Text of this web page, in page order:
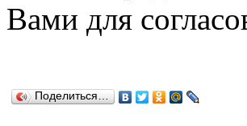
Вами для
Поделиться…